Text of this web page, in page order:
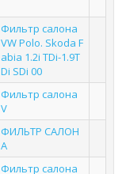
Фильтр салона
VW Polo. Skoda F
abia 1.2i TDi-1.9T
Di SDi 00
Фильтр салона
V
ФИЛЬТР САЛОН
А
Фильтр салона